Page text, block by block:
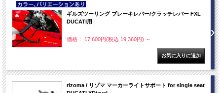
NEW
ギルズツーリング ブレーキレバー/クラッチレバー FXL
DUCATI用
価格： 17,600円(税込 19,360円) ～
rizoma / リゾマ マーカーライトサポート for single seat